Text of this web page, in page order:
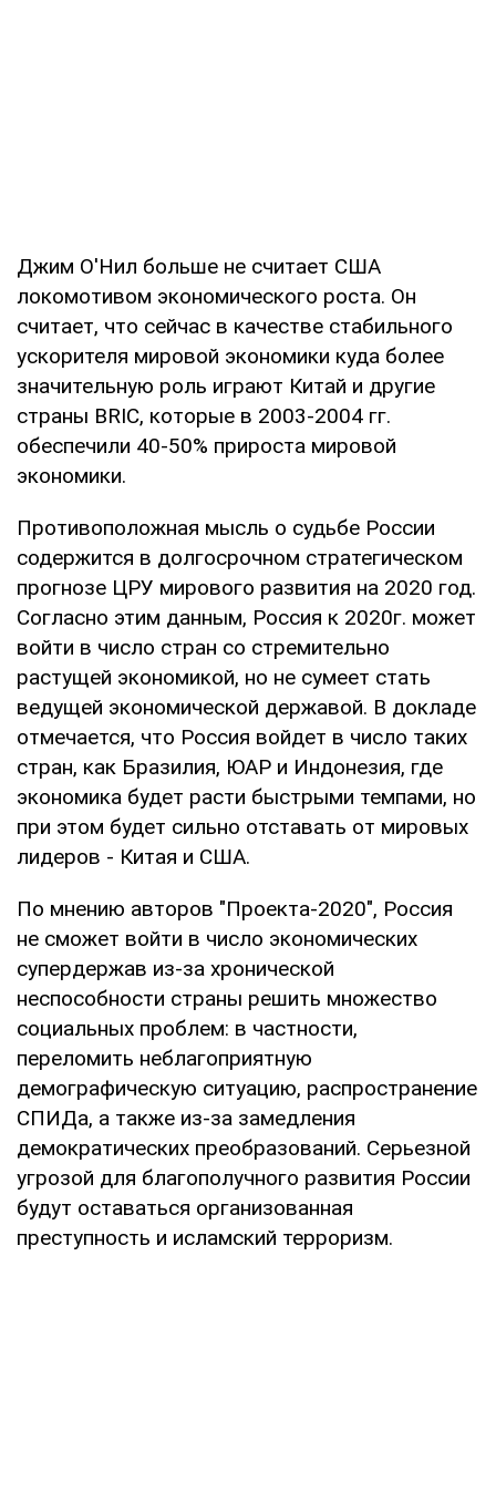
Джим О'Нил больше не считает США
локомотивом экономического роста. Он
считает, что сейчас в качестве стабильного
ускорителя мировой экономики куда более
значительную роль играют Китай и другие
страны BRIC, которые в 2003-2004 гг.
обеспечили 40-50% прироста мировой
экономики.
Противоположная мысль о судьбе России
содержится в долгосрочном стратегическом
прогнозе ЦРУ мирового развития на 2020 год.
Согласно этим данным, Россия к 2020г. может
войти в число стран со стремительно
растущей экономикой, но не сумеет стать
ведущей экономической державой. В докладе
отмечается, что Россия войдет в число таких
стран, как Бразилия, ЮАР и Индонезия, где
экономика будет расти быстрыми темпами, но
при этом будет сильно отставать от мировых
лидеров - Китая и США.
По мнению авторов "Проекта-2020", Россия
не сможет войти в число экономических
супердержав из-за хронической
неспособности страны решить множество
социальных проблем: в частности,
переломить неблагоприятную
демографическую ситуацию, распространение
СПИДа, а также из-за замедления
демократических преобразований. Серьезной
угрозой для благополучного развития России
будут оставаться организованная
преступность и исламский терроризм.